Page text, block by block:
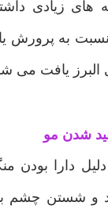
های زیادی
به پرورش
البرز یافت می
شدن مو
دارا بودن
و شستن چشم